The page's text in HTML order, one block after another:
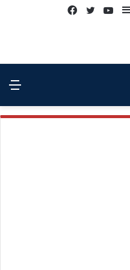
إضافة يوتيوبتويتر